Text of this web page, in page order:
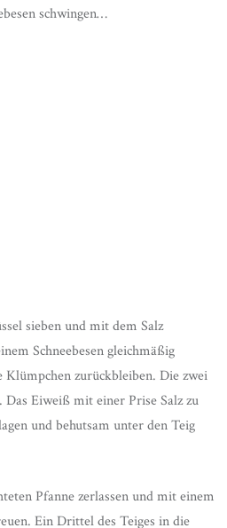
schwingen…
sieben und mit dem Salz
Schneebesen gleichmäßig
zurückbleiben. Die zwei
Das Eiweiß mit einer Prise Salz zu
und behutsam unter den Teig
Pfanne zerlassen und mit einem
Ein Drittel des Teiges in die